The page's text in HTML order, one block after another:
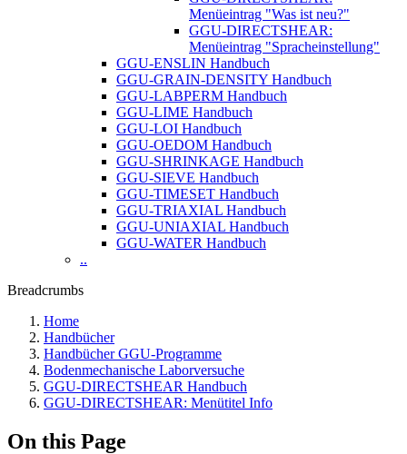
Menüeintrag "Was ist neu?"
GGU-DIRECTSHEAR:
Menüeintrag "Spracheinstellung"
GGU-ENSLIN Handbuch
GGU-GRAIN-DENSITY Handbuch
GGU-LABPERM Handbuch
GGU-LIME Handbuch
GGU-LOI Handbuch
GGU-OEDOM Handbuch
GGU-SHRINKAGE Handbuch
GGU-SIEVE Handbuch
GGU-TIMESET Handbuch
GGU-TRIAXIAL Handbuch
GGU-UNIAXIAL Handbuch
GGU-WATER Handbuch
..
Breadcrumbs
Home
Handbücher
Handbücher GGU-Programme
Bodenmechanische Laborversuche
GGU-DIRECTSHEAR Handbuch
GGU-DIRECTSHEAR: Menütitel Info
On this Page